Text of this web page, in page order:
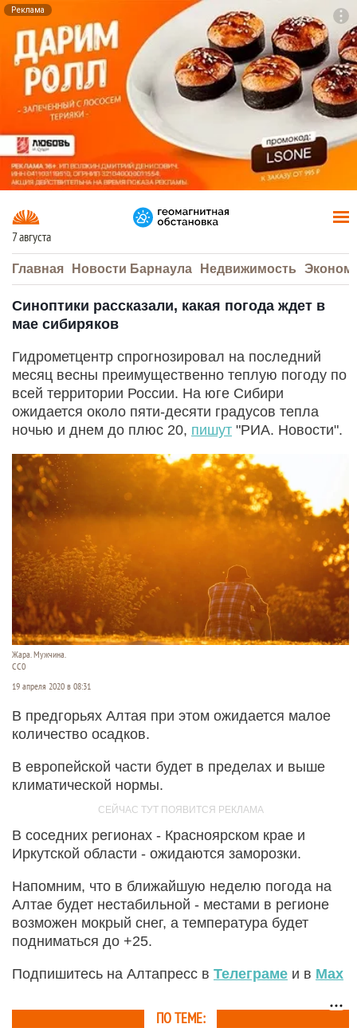
Реклама
7 августа
Главная Новости Барнаула Недвижимость
Синоптики рассказали, какая погода ждет в
мае сибиряков
Гидрометцентр спрогнозировал на последний
месяц весны преимущественно теплую погоду по
всей территории России. На юге Сибири
ожидается около пяти-десяти градусов тепла
ночью и днем до плюс 20, пишут "РИА. Новости".
Жара. Мужчина.
СС0
19 апреля 2020 в 08:31
В предгорьях Алтая при этом ожидается малое
количество осадков.
В европейской части будет в пределах и выше
климатической нормы.
В соседних регионах - Красноярском крае и
Иркутской области - ожидаются заморозки.
Напомним, что в ближайшую неделю погода на
Алтае будет нестабильной - местами в регионе
возможен мокрый снег, а температура будет
подниматься до +25.
Подпишитесь на Алтапресс в Телеграме и в Max
ПО ТЕМЕ: